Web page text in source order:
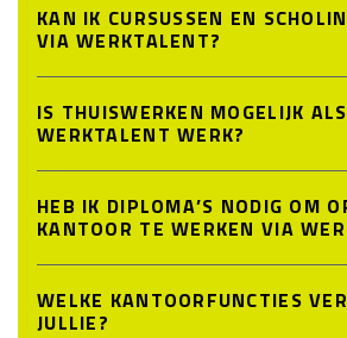
KAN IK CURSUSSEN EN
VIA WERKTALENT?
IS THUISWERKEN MOGELIJK
WERKTALENT WERK?
HEB IK DIPLOMA’S NODIG OM
KANTOOR TE WERKEN VIA
WELKE KANTOORFUNCTIES
JULLIE?